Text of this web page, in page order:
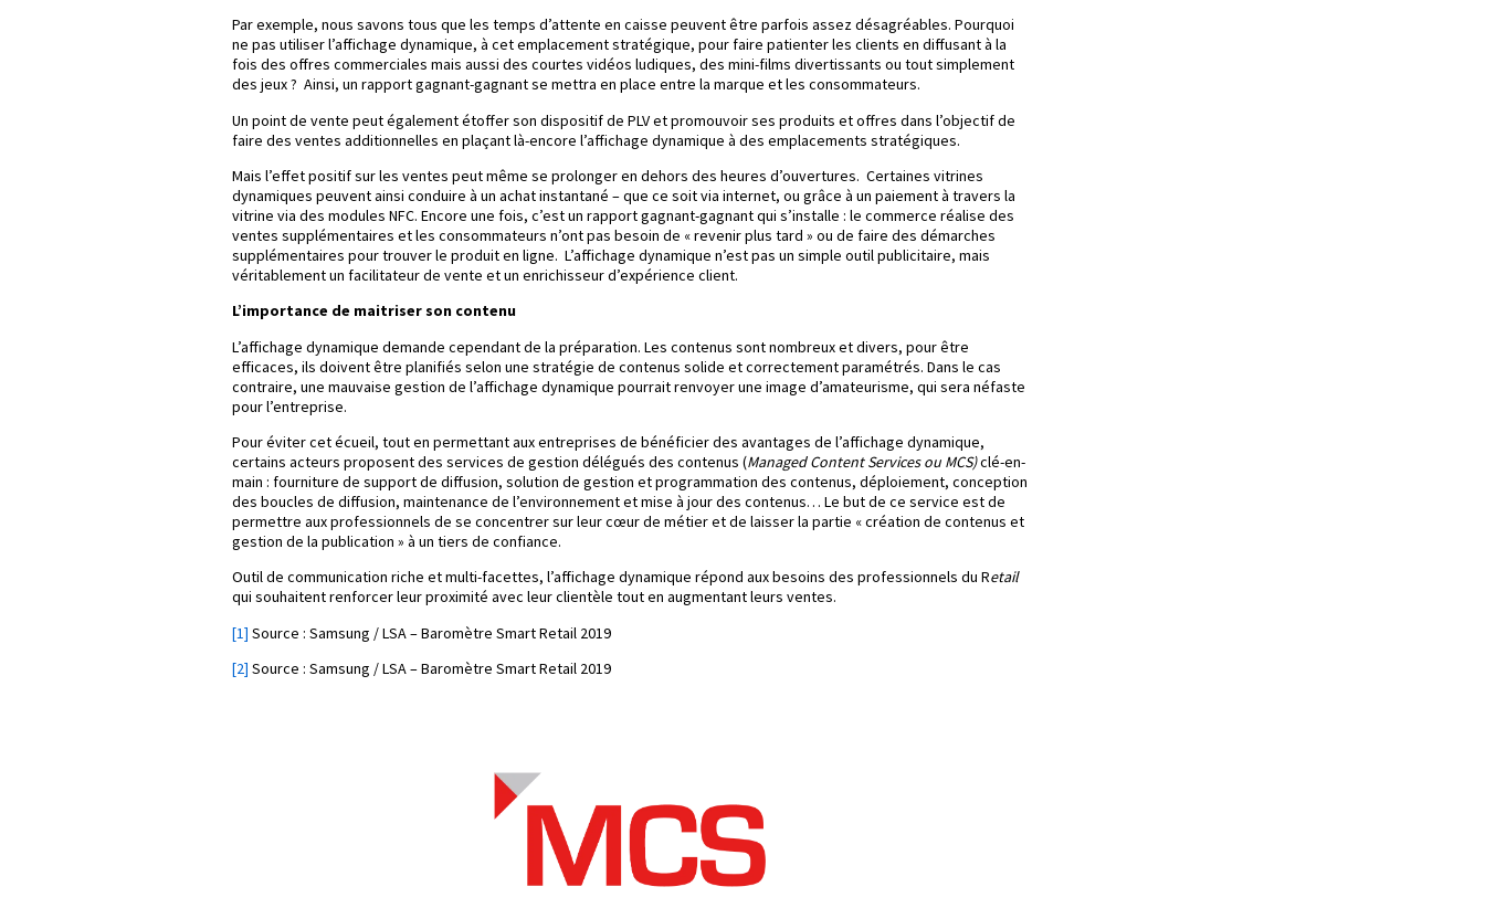
Par exemple, nous savons tous que les temps d’attente en caisse peuvent être parfois assez désagréables. Pourquoi
ne pas utiliser l’affichage dynamique, à cet emplacement stratégique, pour faire patienter les clients en diffusant à la
fois des offres commerciales mais aussi des courtes vidéos ludiques, des mini-films divertissants ou tout simplement
des jeux ? Ainsi, un rapport gagnant-gagnant se mettra en place entre la marque et les consommateurs.
Un point de vente peut également étoffer son dispositif de PLV et promouvoir ses produits et offres dans l’objectif de
faire des ventes additionnelles en plaçant là-encore l’affichage dynamique à des emplacements stratégiques.
Mais l’effet positif sur les ventes peut même se prolonger en dehors des heures d’ouvertures. Certaines vitrines
dynamiques peuvent ainsi conduire à un achat instantané – que ce soit via internet, ou grâce à un paiement à travers la
vitrine via des modules NFC. Encore une fois, c’est un rapport gagnant-gagnant qui s’installe : le commerce réalise des
ventes supplémentaires et les consommateurs n’ont pas besoin de « revenir plus tard » ou de faire des démarches
supplémentaires pour trouver le produit en ligne. L’affichage dynamique n’est pas un simple outil publicitaire, mais
véritablement un facilitateur de vente et un enrichisseur d’expérience client.
L’importance de maitriser son contenu
L’affichage dynamique demande cependant de la préparation. Les contenus sont nombreux et divers, pour être
efficaces, ils doivent être planifiés selon une stratégie de contenus solide et correctement paramétrés. Dans le cas
contraire, une mauvaise gestion de l’affichage dynamique pourrait renvoyer une image d’amateurisme, qui sera néfaste
pour l’entreprise.
Pour éviter cet écueil, tout en permettant aux entreprises de bénéficier des avantages de l’affichage dynamique,
certains acteurs proposent des services de gestion délégués des contenus (Managed Content Services ou MCS)clé-en-
main : fourniture de support de diffusion, solution de gestion et programmation des contenus, déploiement, conception
des boucles de diffusion, maintenance de l’environnement et mise à jour des contenus… Le but de ce service est de
permettre aux professionnels de se concentrer sur leur cœur de métier et de laisser la partie « création de contenus et
gestion de la publication » à un tiers de confiance.
Outil de communication riche et multi-facettes, l’affichage dynamique répond aux besoins des professionnels du Retail
qui souhaitent renforcer leur proximité avec leur clientèle tout en augmentant leurs ventes.
[1] Source : Samsung / LSA – Baromètre Smart Retail 2019
[2] Source : Samsung / LSA – Baromètre Smart Retail 2019